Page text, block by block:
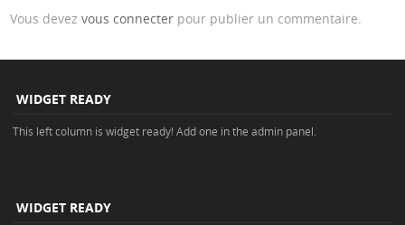
Vous devezvous connecter pour publier un commentaire.
WIDGET READY
This left column is widget ready! Add one in the admin panel.
WIDGET READY